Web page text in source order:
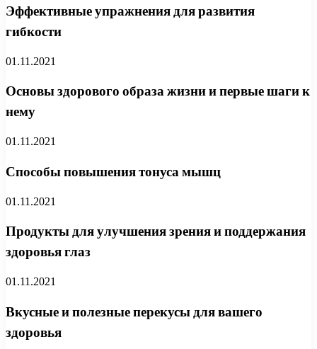
Эффективные упражнения для развития
гибкости
01.11.2021
Основы здорового образа жизни и первые шаги к
нему
01.11.2021
Способы повышения тонуса мышц
01.11.2021
Продукты для улучшения зрения и поддержания
здоровья глаз
01.11.2021
Вкусные и полезные перекусы для вашего
здоровья